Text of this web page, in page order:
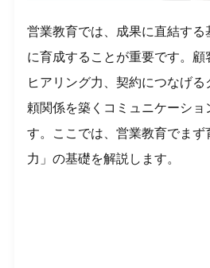
営業教育では、成果に直結する
に育成することが重要です。顧
ヒアリング力、契約につなげ
頼関係を築くコミュニケーショ
す。ここでは、営業教育でまず
力」の基礎を解説します。